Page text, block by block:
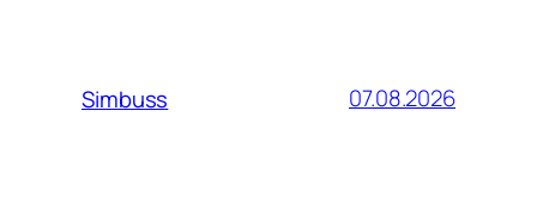
Simbuss 07.08.2026